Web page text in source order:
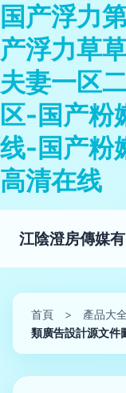
国产浮力
产浮力草
夫妻一区
区-国产粉
线-国产粉
高清在线
江陰澄房傳媒
首頁 > 產品大全
類廣告設計源文件